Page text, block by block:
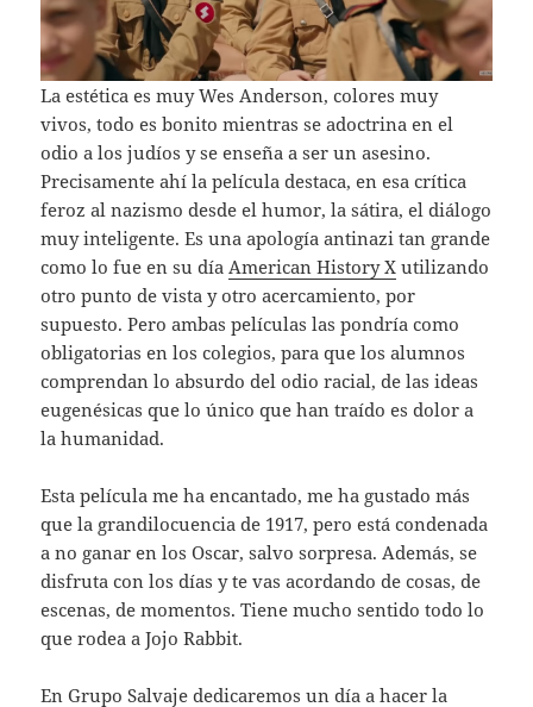
La estética es muy Wes Anderson, colores muy
vivos, todo es bonito mientras se adoctrina en el
odio a los judíos y se enseña a ser un asesino.
Precisamente ahí la película destaca, en esa crítica
feroz al nazismo desde el humor, la sátira, el diálogo
muy inteligente. Es una apología antinazi tan grande
como lo fue en su día American History X utilizando
otro punto de vista y otro acercamiento, por
supuesto. Pero ambas películas las pondría como
obligatorias en los colegios, para que los alumnos
comprendan lo absurdo del odio racial, de las ideas
eugenésicas que lo único que han traído es dolor a
la humanidad.
Esta película me ha encantado, me ha gustado más
que la grandilocuencia de 1917, pero está condenada
a no ganar en los Oscar, salvo sorpresa. Además, se
disfruta con los días y te vas acordando de cosas, de
escenas, de momentos. Tiene mucho sentido todo lo
que rodea a Jojo Rabbit.
EnGrupo Salvaje dedicaremos un día a hacer la